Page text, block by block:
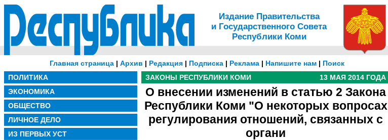
Издание Правительства
и Государственного Совета
Республики Коми
Главная страница | Архив | Редакция | Подписка | Реклама | Напишите нам | Поиск
ПОЛИТИКА
ЭКОНОМИКА
ОБЩЕСТВО
ЛИЧНОЕ ДЕЛО
ИЗ ПЕРВЫХ УСТ
ЗАКОНЫ РЕСПУБЛИКИ КОМИ 13 МАЯ 2014 ГОДА
О внесении изменений в статью 2 Закона
Республики Коми "О некоторых вопросах
регулирования отношений, связанных с
органи